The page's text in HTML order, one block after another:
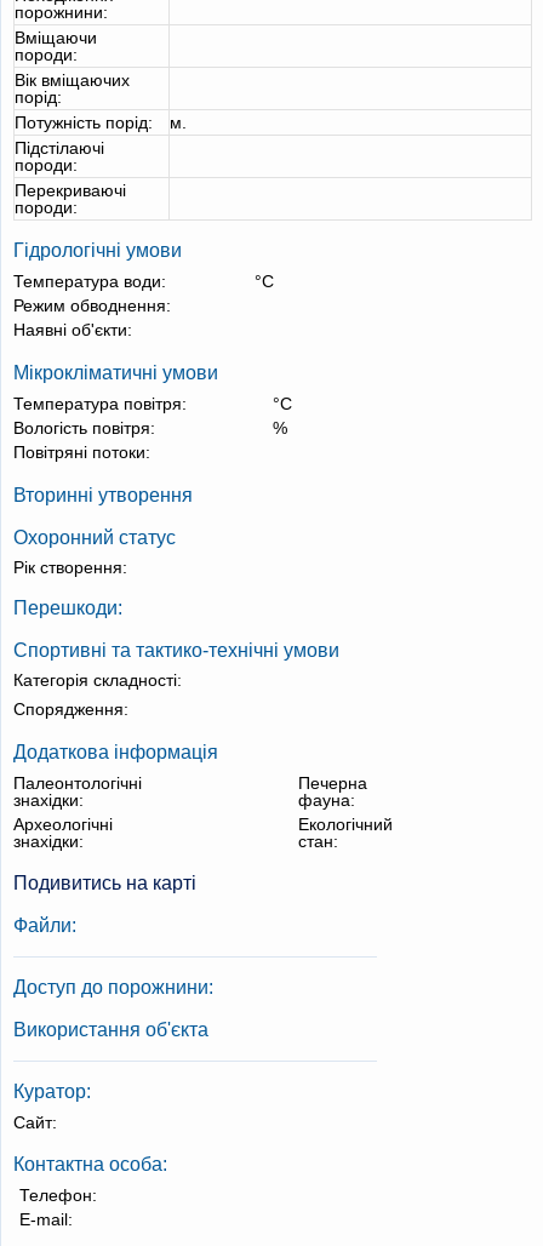
порожнини:
Вміщаючи
породи:
Вік вміщаючих
порід:
Потужність порід:
м.
Підстілаючі
породи:
Перекриваючі
породи:
Гідрологічні умови
Температура води:
°С
Режим обводнення:
Наявні об'єкти:
Мікрокліматичні умови
Температура повітря:
°С
Вологість повітря:
%
Повітряні потоки:
Вторинні утворення
Охоронний статус
Рік створення:
Перешкоди:
Спортивні та тактико-технічні умови
Категорія складності:
Спорядження:
Додаткова інформація
Палеонтологічні
знахідки:
Печерна
фауна:
Археологічні
знахідки:
Екологічний
стан:
Подивитись на карті
Файли:
Доступ до порожнини:
Використання об'єкта
Куратор:
Сайт:
Контактна особа:
Телефон:
E-mail: